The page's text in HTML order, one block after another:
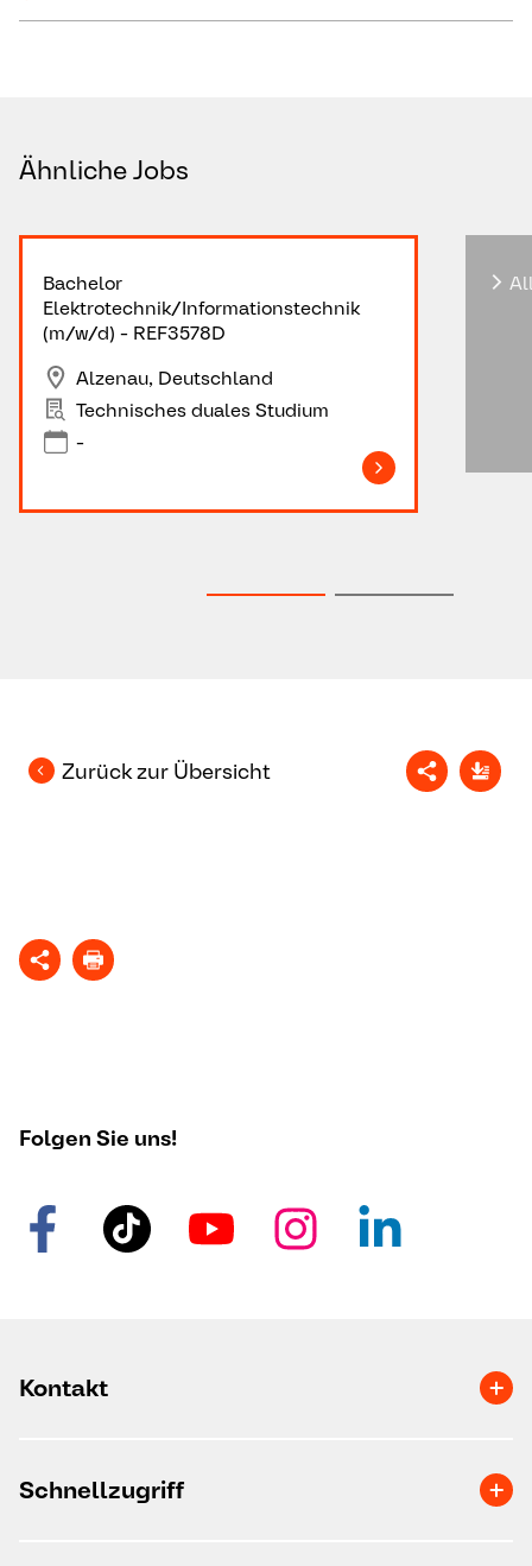
Ähnliche Jobs
Bachelor
Elektrotechnik/Informationstechnik
(m/w/d) - REF3578D
Alzenau, Deutschland
Technisches duales Studium
-
Zurück zur Übersicht
Folgen Sie uns!
Kontakt
Schnellzugriff